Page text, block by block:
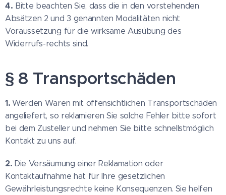
4. Bitte beachten Sie, dass die in den vorstehenden
Absätzen 2 und 3 genannten Modalitäten nicht
Voraussetzung für die wirksame Ausübung des
Widerrufs-rechts sind.
§ 8 Transportschäden
1.Werden Waren mit offensichtlichen Transportschäden
angeliefert, so reklamieren Sie solche Fehler bitte sofort
bei dem Zusteller und nehmen Sie bitte schnellstmöglich
Kontakt zu uns auf.
2. Die Versäumung einer Reklamation oder
Kontaktaufnahme hat für Ihre gesetzlichen
Gewährleistungsrechte keine Konsequenzen. Sie helfen